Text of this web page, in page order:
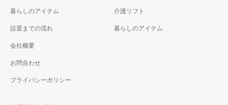
暮らしのアイテム
設置までの流れ
会社概要
お問合わせ
プライバシーポリシー
介護リフト
暮らしのアイテム